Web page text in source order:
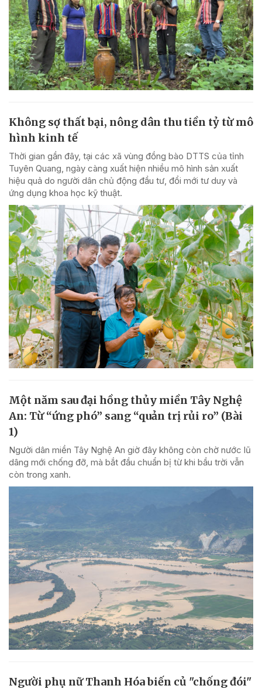
Không sợ thất bại, nông dân thu tiền tỷ từ mô
hình kinh tế
Thời gian gần đây, tại các xã vùng đồng bào DTTS của tỉnh
Tuyên Quang, ngày càng xuất hiện nhiều mô hình sản xuất
hiệu quả do người dân chủ động đầu tư, đổi mới tư duy và
ứng dụng khoa học kỹ thuật.
Một năm sau đại hồng thủy miền Tây Nghệ
An: Từ “ứng phó” sang “quản trị rủi ro” (Bài
1)
Người dân miền Tây Nghệ An giờ đây không còn chờ nước lũ
dâng mới chống đỡ, mà bắt đầu chuẩn bị từ khi bầu trời vẫn
còn trong xanh.
Người phụ nữ Thanh Hóa biến củ "chống đói"